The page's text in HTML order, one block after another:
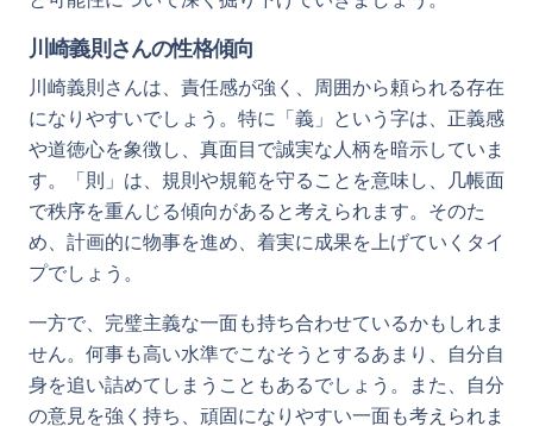
川崎義則さんの性格傾向
川崎義則さんは、責任感が強く、周囲から頼られる存在
になりやすいでしょう。特に「義」という字は、正義感
や道徳心を象徴し、真面目で誠実な人柄を暗示していま
す。「則」は、規則や規範を守ることを意味し、几帳面
で秩序を重んじる傾向があると考えられます。そのた
め、計画的に物事を進め、着実に成果を上げていくタイ
プでしょう。
一方で、完璧主義な一面も持ち合わせているかもしれま
せん。何事も高い水準でこなそうとするあまり、自分自
身を追い詰めてしまうこともあるでしょう。また、自分
の意見を強く持ち、頑固になりやすい一面も考えられま